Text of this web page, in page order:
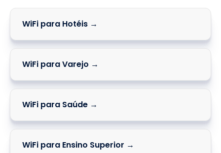
WiFi para Hotéis →
WiFi para Varejo →
WiFi para Saúde →
WiFi para Ensino Superior →